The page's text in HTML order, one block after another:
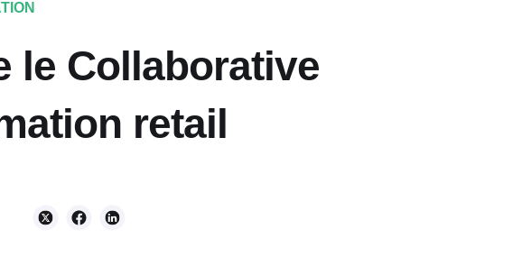
le Collaborative
retail